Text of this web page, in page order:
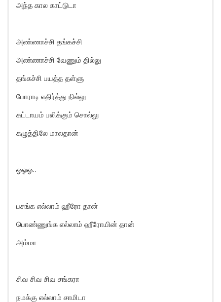
அந்த கால காட்டுடா
அண்ணாச்சி தங்கச்சி
அண்ணாச்சி வேணும் தில்லு
தங்கச்சி பயத்த தள்ளு
போராடி எதிர்த்து நில்லு
கட்டாயம் பலிக்கும் சொல்லு
கழுத்திலே மாலதான்
ஓஓஓ..
பசங்க எல்லாம் ஹீரோ தான்
பொண்ணுங்க எல்லாம் ஹீரோயின் தான்
அம்மா
சிவ சிவ சிவ சங்கரா
நமக்கு எல்லாம் சாமிடா